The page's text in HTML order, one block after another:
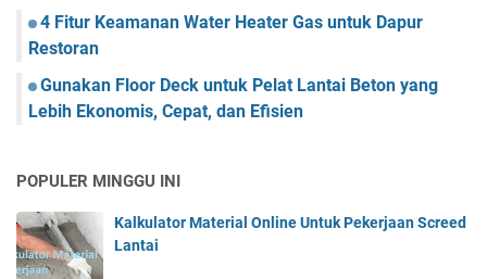
4 Fitur Keamanan Water Heater Gas untuk Dapur
Restoran
Gunakan Floor Deck untuk Pelat Lantai Beton yang
Lebih Ekonomis, Cepat, dan Efisien
POPULER MINGGU INI
Kalkulator Material Online Untuk Pekerjaan Screed
Lantai